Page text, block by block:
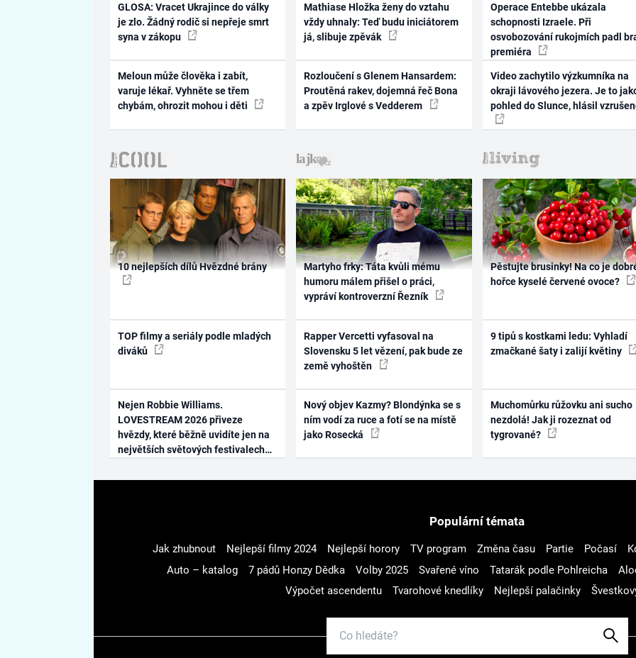
GLOSA: Vracet Ukrajince do války
je zlo. Žádný rodič si nepřeje smrt
syna v zákopu
Meloun může člověka i zabít,
varuje lékař. Vyhněte se třem
chybám, ohrozit mohou i děti
Mathiase Hložka ženy do vztahu
vždy uhnaly: Teď budu iniciátorem
já, slibuje zpěvák
Rozloučení s Glenem Hansardem:
Proutěná rakev, dojemná řeč Bona
a zpěv Irglové s Vedderem
Operace Entebbe ukázala
schopnosti Izraele. Při
osvobozování rukojmích padl
premiéra
Video zachytilo výzkumníka na
okraji lávového jezera. Je to
pohled do Slunce, hlásil
10 nejlepších dílů Hvězdné brány
TOP filmy a seriály podle mladých
diváků
Nejen Robbie Williams.
LOVESTREAM 2026 přiveze
hvězdy, které běžně uvidíte jen na
největších světových festivalech
Martyho frky: Táta kvůli mému
humoru málem přišel o práci,
vypráví kontroverzní Řezník
Rapper Vercetti vyfasoval na
Slovensku 5 let vězení, pak bude ze
země vyhoštěn
Nový objev Kazmy? Blondýnka se s
ním vodí za ruce a fotí se na místě
jako Rosecká
Pěstujte brusinky! Na co je
hořce kyselé červené ovoce?
9 tipů s kostkami ledu: Vyhladí
zmačkané šaty i zalijí květiny
Muchomůrku růžovku ani sucho
nezdolá! Jak ji rozeznat od
tygrované?
Populární témata
Jak zhubnout Nejlepší filmy 2024 Nejlepší horory TV program Změna času Partie Počasí
Auto – katalog
7 pádů Honzy Dědka Volby 2025 Svařené víno Tatarák podle Pohlreicha
Výpočet ascendentu
Tvarohové knedlíky Nejlepší palačinky